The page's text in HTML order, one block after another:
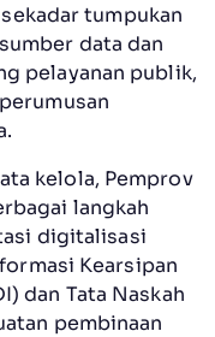
tumpukan
data dan
pelayanan publik,
kelola, Pemprov
langkah
digitalisasi
Kearsipan
dan Tata Naskah
pembinaan